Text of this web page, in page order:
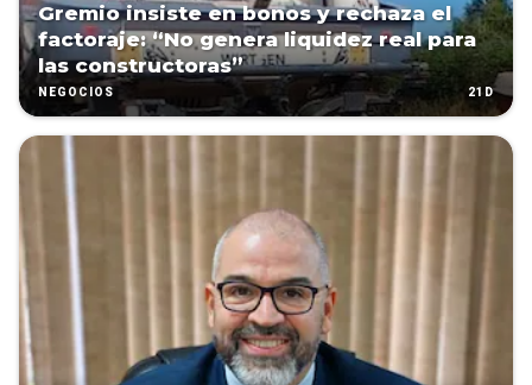
Gremio insiste en bonos y rechaza el
factoraje: “No genera liquidez real para
las constructoras”
NEGOCIOS 21D